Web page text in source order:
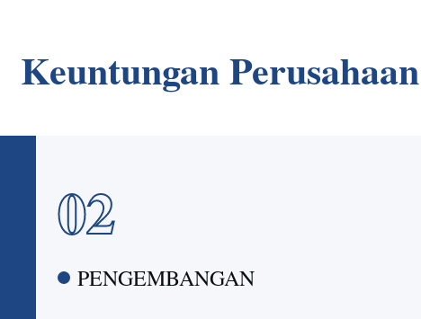
Keuntungan Perusahaan
02
PENGEMBANGAN